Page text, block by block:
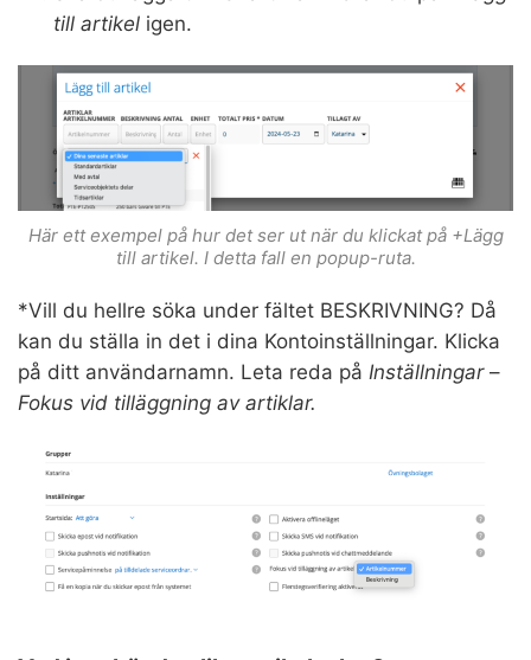
till artikel igen.
Här ett exempel på hur det ser ut när du klickat på +Lägg
till artikel. I detta fall en popup-ruta.
*Vill du hellre söka under fältet BESKRIVNING? Då
kan du ställa in det i dina Kontoinställningar. Klicka
på ditt användarnamn. Leta reda på Inställningar–
Fokus vid tilläggning av artiklar.